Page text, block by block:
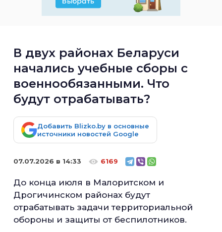
В двух районах Беларуси
начались учебные сборы с
военнообязанными. Что
будут отрабатывать?
Добавить Blizko.by в основные
источники новостей Google
07.07.2026 в 14:33 6169
До конца июля в Малоритском и
Дрогичинском районах будут
отрабатывать задачи территориальной
обороны и защиты от беспилотников.